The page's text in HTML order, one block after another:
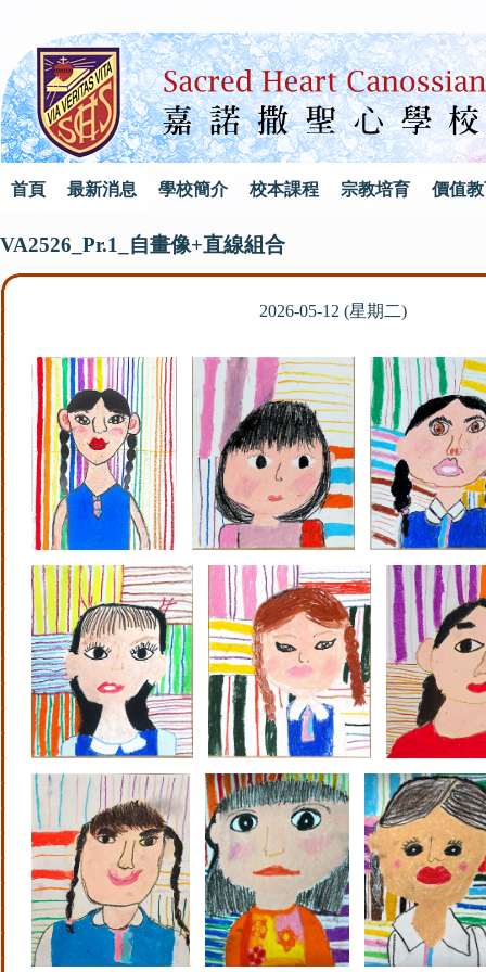
首頁 最新消息 學校簡介 校本課程 宗教培育 價值
VA2526_Pr.1_自畫像+直線組合
2026-05-12 (星期二)